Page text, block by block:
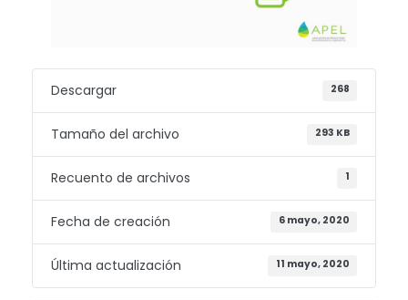
Descargar 268
Tamaño del archivo 293 KB
Recuento de archivos 1
Fecha de creación 6 mayo, 2020
Última actualización 11 mayo, 2020